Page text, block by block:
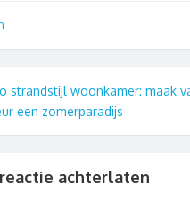
strandstijl woonkamer: maak
een zomerparadijs
achterlaten